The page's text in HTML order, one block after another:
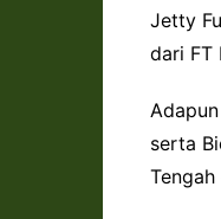
Jetty
dari FT
serta